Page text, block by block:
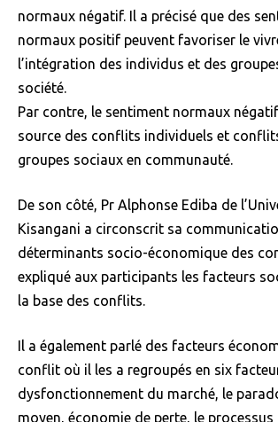
normaux négatif. Il a précisé que des
normaux positif peuvent favoriser le
l’intégration des individus et des
société.
Par contre, le sentiment normaux
source des conflits individuels et
groupes sociaux en communauté.
De son côté, Pr Alphonse Ediba de
Kisangani a circonscrit sa
déterminants socio-économique des
expliqué aux participants les facteurs
la base des conflits.
Il a également parlé des facteurs
conflit où il les a regroupés en six
dysfonctionnement du marché, le
moyen, économie de perte, le